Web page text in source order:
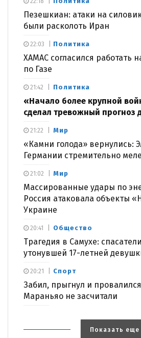
Пезешкиан: атаки на
были расколоть Иран
Политика
ХАМАС согласился работать
по Газе
22:03
Политика
«Начало более крупной
сделал тревожный прогноз
21:42
Мир
«Камни голода» вернулись:
Германии стремительно
21:22
Мир
Массированные удары по
Россия атаковала объекты
Украине
21:02
Общество
Трагедия в Самухе:
утонувшей 17-летней
20:41
Спорт
Забил, прыгнул и
Мараньяо не засчитали
20:21
Показать еще